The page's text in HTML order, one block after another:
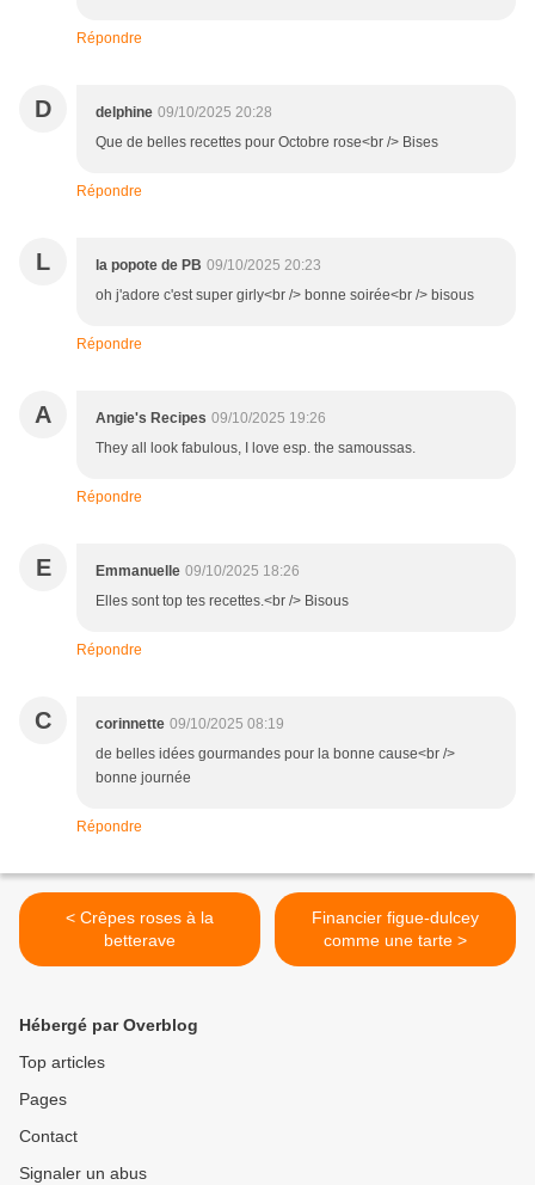
Répondre
D delphine 09/10/2025 20:28
Que de belles recettes pour Octobre rose<br /> Bises
Répondre
L la popote de PB 09/10/2025 20:23
oh j'adore c'est super girly<br /> bonne soirée<br /> bisous
Répondre
A Angie's Recipes 09/10/2025 19:26
They all look fabulous, I love esp. the samoussas.
Répondre
E Emmanuelle 09/10/2025 18:26
Elles sont top tes recettes.<br /> Bisous
Répondre
C corinnette 09/10/2025 08:19
de belles idées gourmandes pour la bonne cause<br />
bonne journée
Répondre
< Crêpes roses à la
betterave
Financier figue-dulcey
comme une tarte >
Hébergé par Overblog
Top articles
Pages
Contact
Signaler un abus